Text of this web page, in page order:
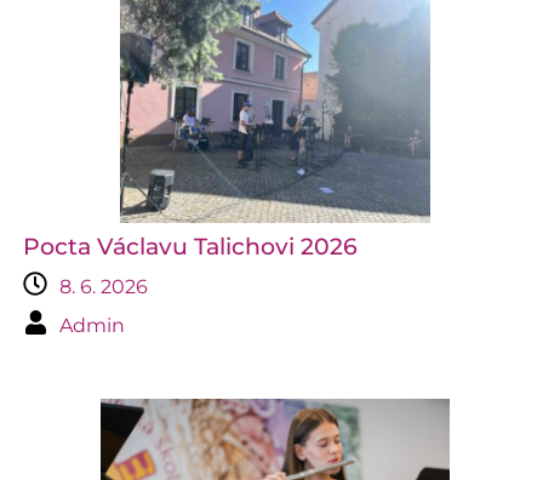
Pocta Václavu Talichovi 2026
8. 6. 2026
Admin